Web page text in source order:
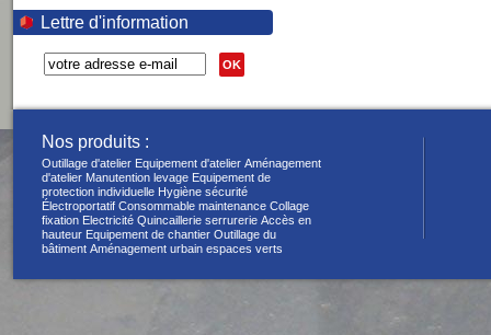
Lettre d'information
OK
Nos produits :
Outillage d'atelier Equipement d'atelier Aménagement
d'atelier Manutention levage Equipement de
protection individuelle Hygiène sécurité
Électroportatif Consommable maintenance Collage
fixation Electricité Quincaillerie serrurerie Accès en
hauteur Equipement de chantier Outillage du
bâtiment Aménagement urbain espaces verts